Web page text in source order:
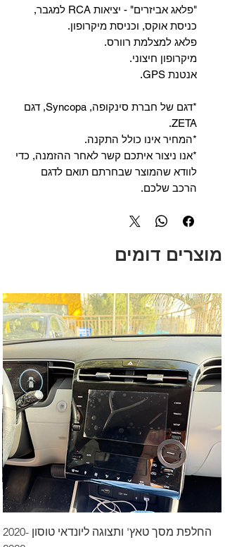
"פלאג אביזרים" - יציאות RCA למגבר,
כניסת אוקס, וכניסת מיקרופון.
פלאג למצלמת רוורס.
מיקרופון חיצוני.
אנטנת GPS.
*דגם של חברת סינקופה, Syncopa, דגם
ZETA.
*המחיר אינו כולל התקנה.
*אנו ניצור איתכם קשר לאחר ההזמנה, כדי
לוודא שהמוצר שבחרתם תואם לדגם
הרכב שלכם.
מוצרים דומים
החלפת מסך טאץ' ותצוגה ליונדאי טוסון 2020-